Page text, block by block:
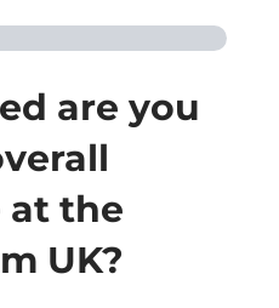
are you
at the
UK?